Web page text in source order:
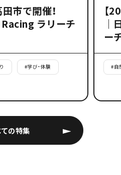
の特集
市で開催！
Racing ラリーチ
#学び・体験
【
｜
ー
#自